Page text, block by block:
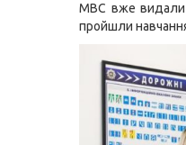
МВС вже видали
пройшли